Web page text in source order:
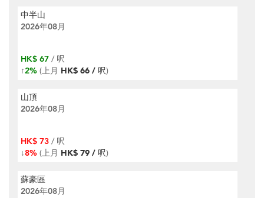
中半山
2026年08月
HK$ 67 / 呎
↑2% (上月 HK$ 66 / 呎)
山頂
2026年08月
HK$ 73 / 呎
↓8% (上月 HK$ 79 / 呎)
蘇豪區
2026年08月